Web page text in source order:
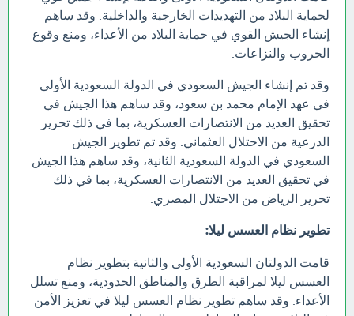
لحماية البلاد من التهديدات الخارجية والداخلية. وقد ساهم
إنشاء الجيش القوي في حماية البلاد من الأعداء، ومنع وقوع
الحروب والنزاعات.
وقد تم إنشاء الجيش السعودي في الدولة السعودية الأولى
في عهد الإمام محمد بن سعود، وقد ساهم هذا الجيش في
تحقيق العديد من الانتصارات العسكرية، بما في ذلك تحرير
الدرعية من الاحتلال العثماني. وقد تم تطوير الجيش
السعودي في الدولة السعودية الثانية، وقد ساهم هذا الجيش
في تحقيق العديد من الانتصارات العسكرية، بما في ذلك
تحرير الرياض من الاحتلال المصري.
تطوير نظام العسس ليلا:
قامت الدولتان السعودية الأولى والثانية بتطوير نظام
العسس ليلا لمراقبة الطرق والمناطق الحدودية، ومنع تسلل
الأعداء. وقد ساهم تطوير نظام العسس ليلا في تعزيز الأمن